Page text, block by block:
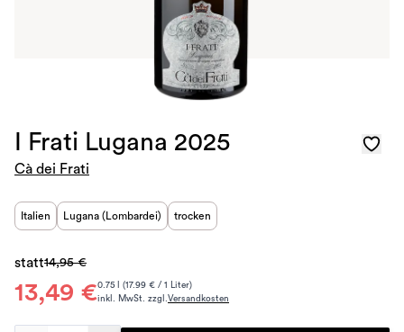
I Frati Lugana 2025
Cà dei Frati
Italien Lugana (Lombardei) trocken
13,49 €
statt14,95 €
0.75 l (17.99 € / 1 Liter)
inkl. MwSt. zzgl.Versandkosten